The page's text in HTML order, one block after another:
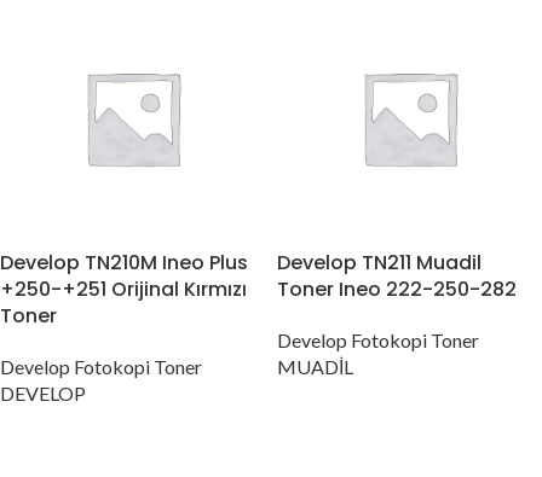
Develop TN210M Ineo Plus
+250-+251 Orijinal Kırmızı
Toner
Develop Fotokopi Toner
DEVELOP
Develop TN211 Muadil
Toner Ineo 222-250-282
Develop Fotokopi Toner
MUADİL